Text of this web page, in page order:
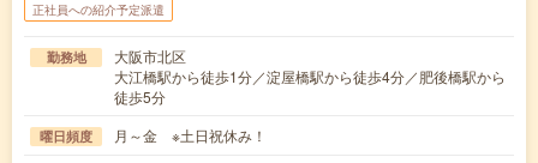
正社員への紹介予定派遣
勤務地
大阪市北区
大江橋駅から徒歩1分／淀屋橋駅から徒歩4分／肥後橋駅から
徒歩5分
曜日頻度 月～金 ※土日祝休み！